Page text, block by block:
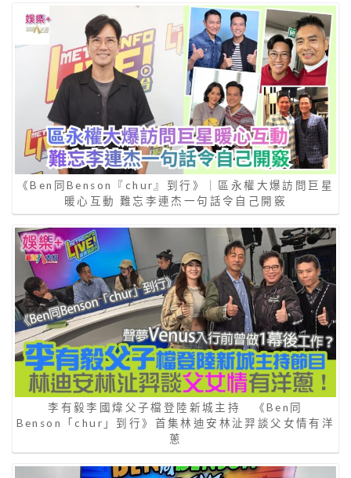
《Ben同Benson『chur』到行》｜區永權大爆訪問巨星
暖心互動 難忘李連杰一句話令自己開竅
李有毅李國煒父子檔登陸新城主持 《Ben同
Benson「chur」到行》首集林迪安林沚羿談父女情有洋
蔥